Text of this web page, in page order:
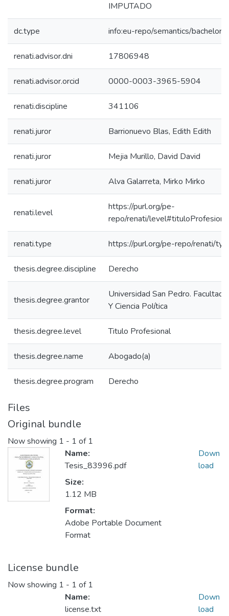
IMPUTADO
dc.type info:eu-repo/semantics/
renati.advisor.dni 17806948
renati.advisor.orcid 0000-0003-3965-5904
renati.discipline 341106
renati.juror Barrionuevo Blas, Edith Edith
renati.juror Mejia Murillo, David David
renati.juror Alva Galarreta, Mirko Mirko
renati.level
https://purl.org/pe-
repo/renati/
renati.type https://purl.org/pe-repo/renati/
thesis.degree.discipline Derecho
thesis.degree.grantor
Universidad San Pedro. Facultad
Y Ciencia Política
thesis.degree.level Titulo Profesional
thesis.degree.name Abogado(a)
thesis.degree.program Derecho
Files
Original bundle
Now showing 1 - 1 of 1
Name:
Tesis_83996.pdf
Size:
1.12 MB
Format:
Adobe Portable Document
Format
Down
load
License bundle
Now showing 1 - 1 of 1
Name:
license.txt
Down
load